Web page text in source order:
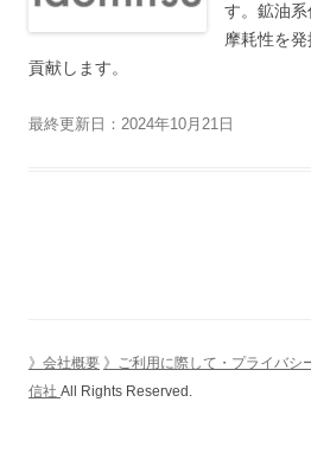
す。鉱油
摩耗性を
貢献します。
最終更新日：2024年10月21日
ビ
》会社概要 》ご利用に際して・プライバシ
信社 All Rights Reserved.